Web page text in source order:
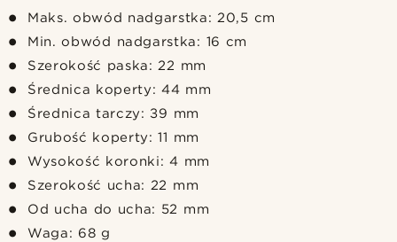
Maks. obwód nadgarstka: 20,5 cm
Min. obwód nadgarstka: 16 cm
Szerokość paska: 22 mm
Średnica koperty: 44 mm
Średnica tarczy: 39 mm
Grubość koperty: 11 mm
Wysokość koronki: 4 mm
Szerokość ucha: 22 mm
Od ucha do ucha: 52 mm
Waga: 68 g